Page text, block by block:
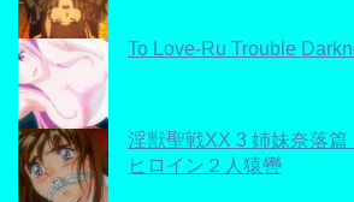
To Love-Ru Trouble
淫獣聖戦XX 3 姉妹奈落
ヒロイン２人猿轡